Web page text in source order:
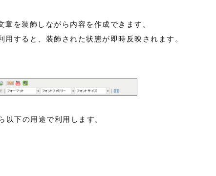
章を装飾しながら内容を作成できます。
用すると、装飾された状態が即時反映されます。
以下の用途で利用します。